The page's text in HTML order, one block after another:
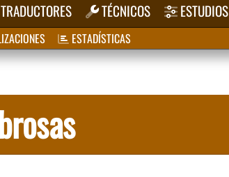
TRADUCTORES TÉCNICOS ESTUDIOS
ESTADÍSTICAS